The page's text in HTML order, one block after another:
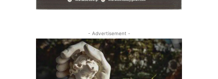
- Advertisement -